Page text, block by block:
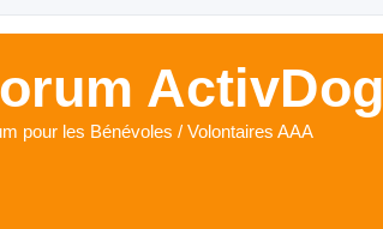
ActivDog
pour les Bénévoles / Volontaires AAA